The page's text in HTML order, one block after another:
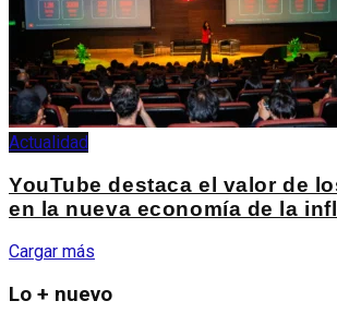
Actualidad
YouTube destaca el valor de
en la nueva economía de la
Cargar más
Lo + nuevo